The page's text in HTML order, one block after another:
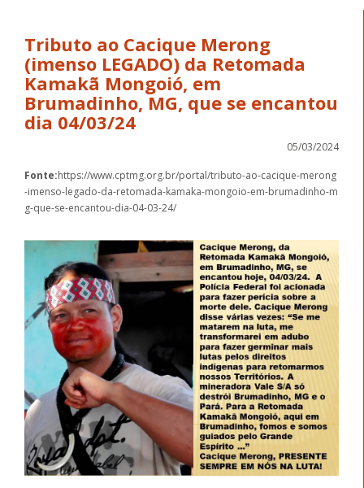
Tributo ao Cacique Merong
(imenso LEGADO) da Retomada
Kamakã Mongoió, em
Brumadinho, MG, que se encantou
dia 04/03/24
05/03/2024
Fonte:https://www.cptmg.org.br/portal/tributo-ao-cacique-merong
-imenso-legado-da-retomada-kamaka-mongoio-em-brumadinho-m
g-que-se-encantou-dia-04-03-24/